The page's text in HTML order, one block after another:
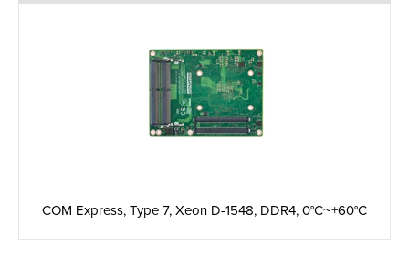
COM Express, Type 7, Xeon D-1548, DDR4, 0°C~+60°C